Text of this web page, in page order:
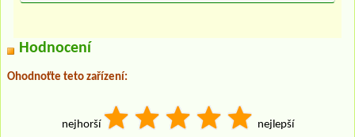
Hodnocení
Ohodnoťte teto zařízení:
nejhorší nejlepší